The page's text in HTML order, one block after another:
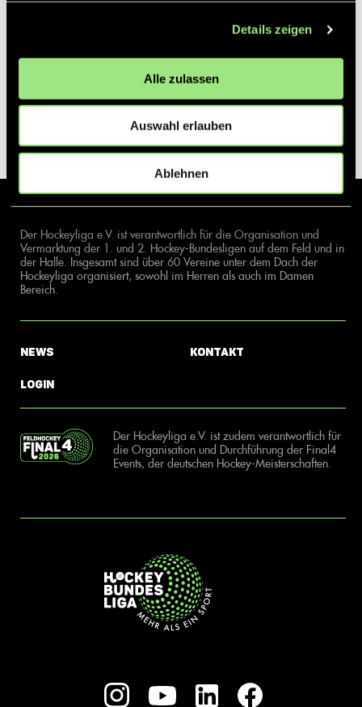
Details zeigen
Alle zulassen
Auswahl erlauben
Ablehnen
Der Hockeyliga e.V. ist verantwortlich für die Organisation und
Vermarktung der 1. und 2. Hockey-Bundesligen auf dem Feld und in
der Halle. Insgesamt sind über 60 Vereine unter dem Dach der
Hockeyliga organisiert, sowohl im Herren als auch im Damen
Bereich.
News
Login
Kontakt
Der Hockeyliga e.V. ist zudem verantwortlich für
die Organisation und Durchführung der Final4
Events, der deutschen Hockey-Meisterschaften.